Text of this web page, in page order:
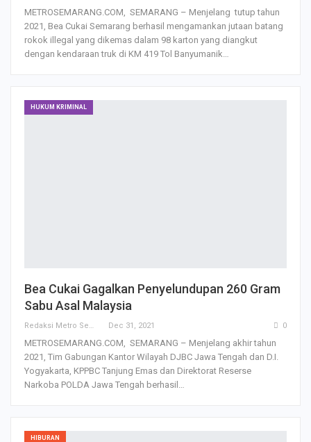
METROSEMARANG.COM, SEMARANG – Menjelang tutup tahun
2021, Bea Cukai Semarang berhasil mengamankan jutaan batang
rokok illegal yang dikemas dalam 98 karton yang diangkut
dengan kendaraan truk di KM 419 Tol Banyumanik…
HUKUM KRIMINAL
Bea Cukai Gagalkan Penyelundupan 260 Gram
Sabu Asal Malaysia
Dec 31, 2021 0
METROSEMARANG.COM, SEMARANG – Menjelang akhir tahun
2021, Tim Gabungan Kantor Wilayah DJBC Jawa Tengah dan D.I.
Yogyakarta, KPPBC Tanjung Emas dan Direktorat Reserse
Narkoba POLDA Jawa Tengah berhasil…
HIBURAN